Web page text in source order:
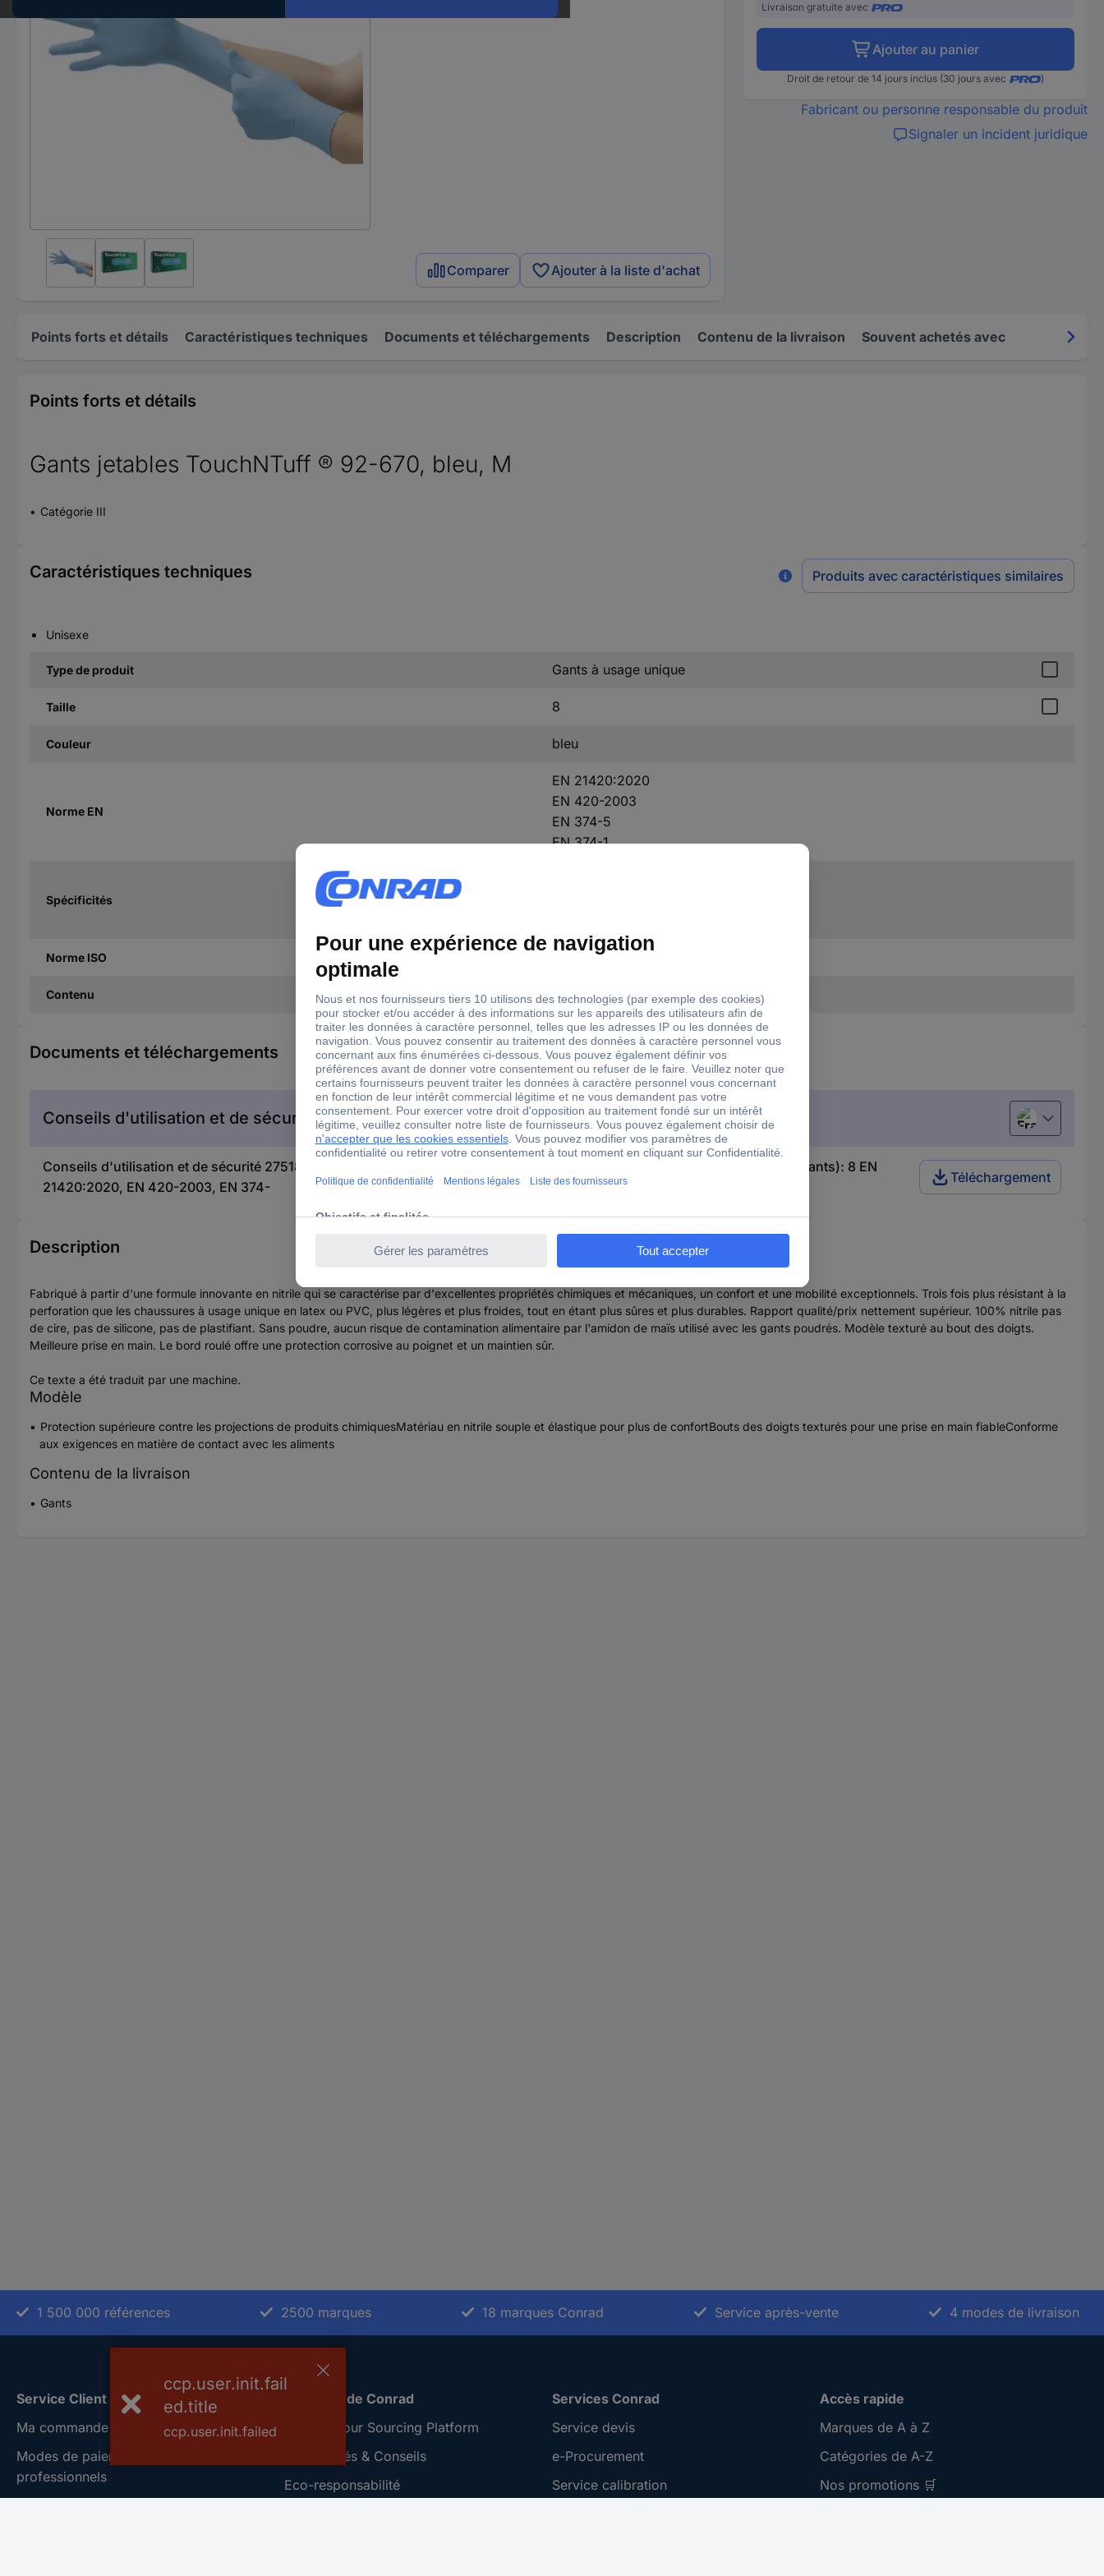
Comparer Ajouter à la liste d'achat
Livraison gratuite avec
Ajouter au panier
Droit de retour de 14 jours inclus (30 jours avec )
Fabricant ou personne responsable du produit
Signaler un incident juridique
Points forts et détails Caractéristiques techniques Documents et téléchargements Description Contenu de la livraison Souvent achetés avec
Points forts et détails
Gants jetables TouchNTuff ® 92-670, bleu, M
Catégorie III
Caractéristiques techniques Produits avec caractéristiques similaires
Unisexe
Type de produit Gants à usage unique
Taille 8
Couleur bleu
Norme EN
EN 21420:2020
EN 420-2003
EN 374-5
EN 374-1
Spécificités
Norme ISO ISO 21420:2020
Contenu 100 pc(s)
Documents et téléchargements
Conseils d'utilisation et de sécurité Français
Conseils d'utilisation et de sécurité 2751848 Ansell TouchNTuff® 92670080 100 pc(s) Nitrile Gants à usage unique Taille (gants): 8 EN
21420:2020, EN 420-2003, EN 374-
Téléchargement
Description
Fabriqué à partir d'une formule innovante en nitrile qui se caractérise par d'excellentes propriétés chimiques et mécaniques, un confort et une mobilité exceptionnels. Trois fois plus résistant à la
perforation que les chaussures à usage unique en latex ou PVC, plus légères et plus froides, tout en étant plus sûres et plus durables. Rapport qualité/prix nettement supérieur. 100% nitrile pas
de cire, pas de silicone, pas de plastifiant. Sans poudre, aucun risque de contamination alimentaire par l'amidon de maïs utilisé avec les gants poudrés. Modèle texturé au bout des doigts.
Meilleure prise en main. Le bord roulé offre une protection corrosive au poignet et un maintien sûr.
Ce texte a été traduit par une machine.
Modèle
Protection supérieure contre les projections de produits chimiquesMatériau en nitrile souple et élastique pour plus de confortBouts des doigts texturés pour une prise en main fiableConforme
aux exigences en matière de contact avec les aliments
Contenu de la livraison
Gants
1 500 000 références 2500 marques 18 marques Conrad Service après-vente 4 modes de livraison
Service Client
Ma commande
Modes de paiement pour les
professionnels
A propos de Conrad
Conrad Your Sourcing Platform
Nouveautés & Conseils
Eco-responsabilité
Services Conrad
Service devis
e-Procurement
Service calibration
Accès rapide
Marques de A à Z
Catégories de A-Z
Nos promotions 🛒
ccp.user.init.fail
ed.title
ccp.user.init.failed